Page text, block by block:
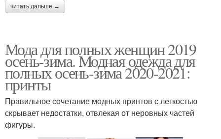
читать дальше →
Мода для полных женщин 2019
осень-зима. Модная одежда для
полных осень-зима 2020-2021:
принты
Правильное сочетание модных принтов с легкостью
скрывает недостатки, отвлекая от неровных частей
фигуры.